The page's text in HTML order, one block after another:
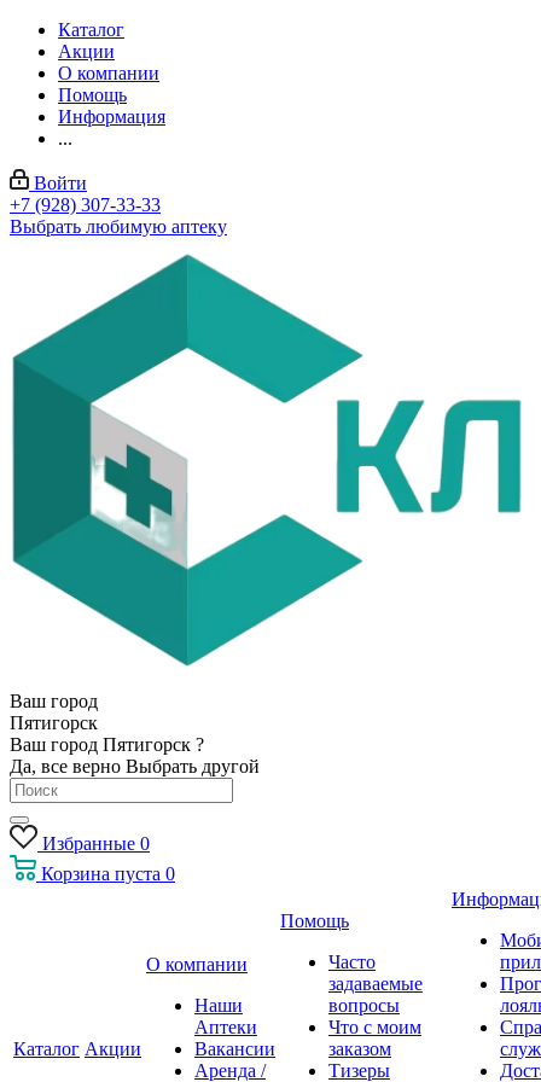
Каталог
Акции
О компании
Помощь
Информация
...
Войти
+7 (928) 307-33-33
Выбрать любимую аптеку
Ваш город
Пятигорск
Ваш город Пятигорск ?
Да, все верно Выбрать другой
Избранные 0
Корзина пуста 0
Каталог Акции
О компании
Наши
Аптеки
Вакансии
Аренда /
Помощь
Часто
задаваемые
вопросы
Что с моим
заказом
Тизеры